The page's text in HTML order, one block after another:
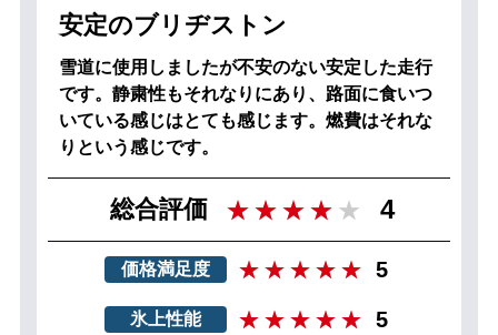
安定のブリヂストン
雪道に使用しましたが不安のない安定した走行
です。静粛性もそれなりにあり、路面に食いつ
いている感じはとても感じます。燃費はそれな
りという感じです。
総合評価 4
価格満足度 5
氷上性能 5